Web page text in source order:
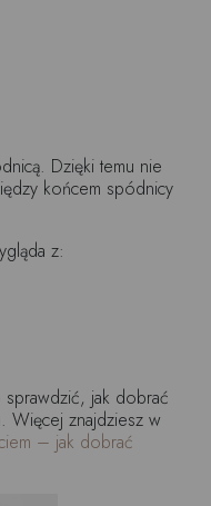
Dzięki temu nie
końcem spódnicy
z:
sprawdzić, jak dobrać
Więcej znajdziesz w
– jak dobrać